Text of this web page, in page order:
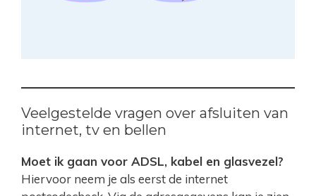
Veelgestelde vragen over afsluiten van
internet, tv en bellen
Moet ik gaan voor ADSL, kabel en glasvezel?
Hiervoor neem je als eerst de internet